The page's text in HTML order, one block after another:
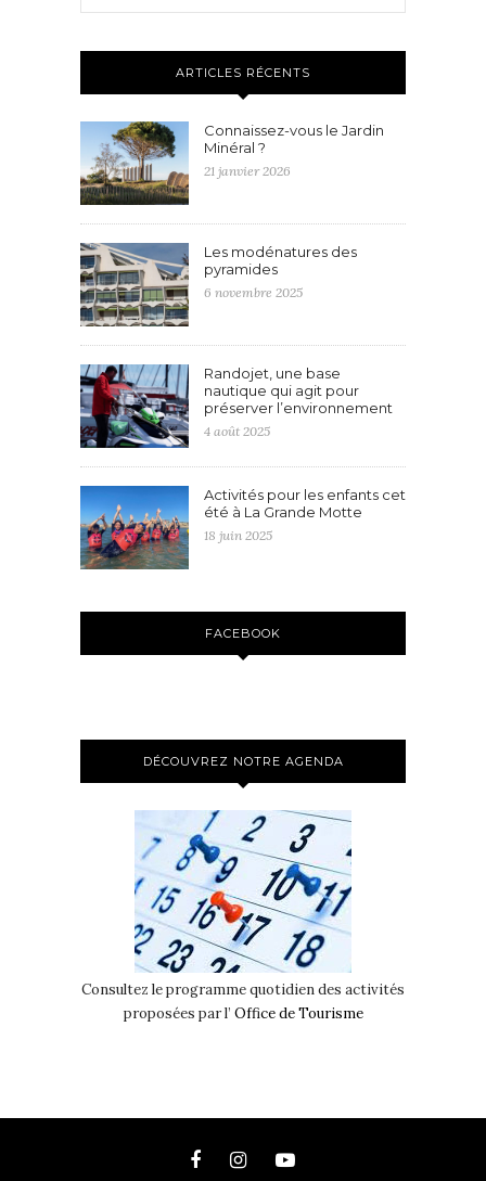
ARTICLES RÉCENTS
Connaissez-vous le Jardin
Minéral ?
21 janvier 2026
Les modénatures des
pyramides
6 novembre 2025
Randojet, une base
nautique qui agit pour
préserver l’environnement
4 août 2025
Activités pour les enfants cet
été à La Grande Motte
18 juin 2025
FACEBOOK
DÉCOUVREZ NOTRE AGENDA
Consultez le programme quotidien des activités
proposées par l’ Office de Tourisme